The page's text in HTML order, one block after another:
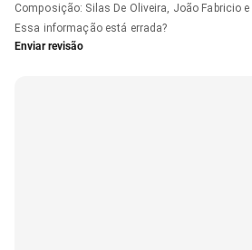
Composição: Silas De Oliveira, João Fabricio e
Essa informação está errada?
Enviar revisão